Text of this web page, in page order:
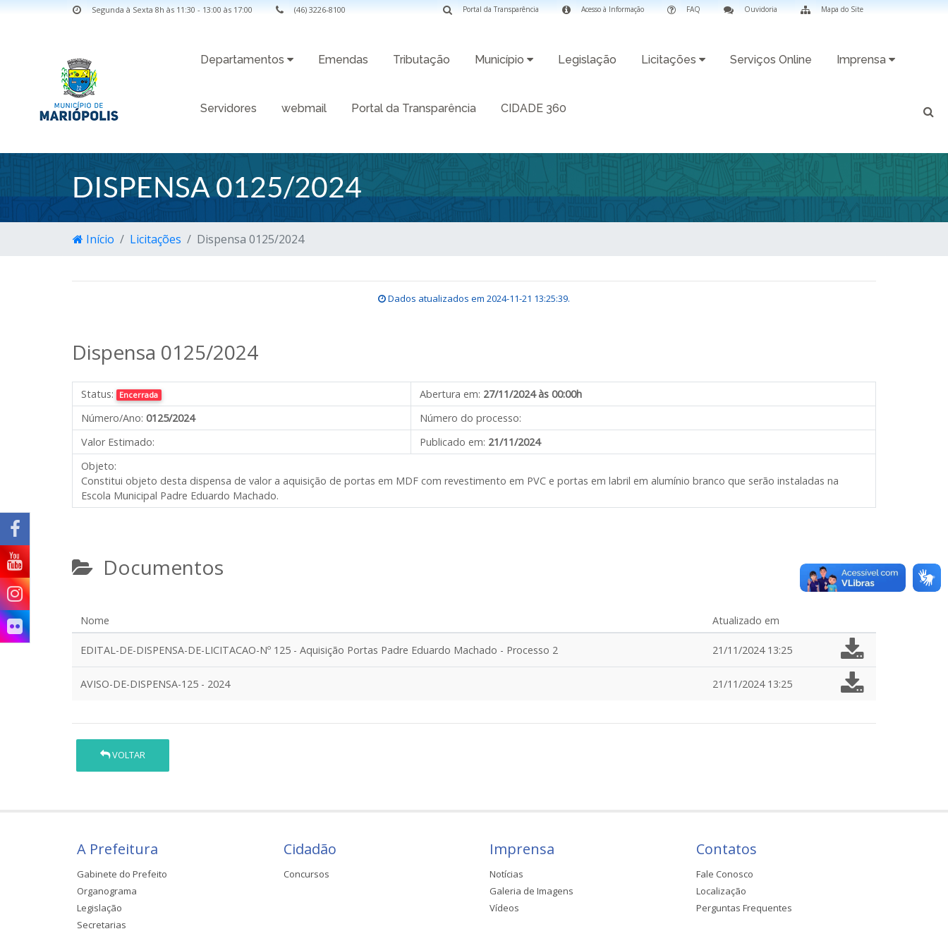
Segunda à Sexta 8h às 11:30 - 13:00 às 17:00 (46) 3226-8100 Mapa do Site
Ouvidoria
FAQ
Acesso à Informação
Portal da Transparência
Departamentos Emendas Tributação Município Legislação Licitações Serviços Online Imprensa
Servidores webmail Portal da Transparência CIDADE 360
DISPENSA 0125/2024
Início Licitações Dispensa 0125/2024
Dados atualizados em 2024-11-21 13:25:39.
Dispensa 0125/2024
Status: Encerrada Abertura em: 27/11/2024 às 00:00h
Número/Ano: 0125/2024
Número do processo:
Valor Estimado:
Publicado em: 21/11/2024
Objeto:
Constitui objeto desta dispensa de valor a aquisição de portas em MDF com revestimento em PVC e portas em labril em alumínio branco que serão instaladas na
Escola Municipal Padre Eduardo Machado.
Documentos
Nome Atualizado em
EDITAL-DE-DISPENSA-DE-LICITACAO-Nº 125 - Aquisição Portas Padre Eduardo Machado - Processo 2 21/11/2024 13:25
AVISO-DE-DISPENSA-125 - 2024 21/11/2024 13:25
VOLTAR
A Prefeitura
Gabinete do Prefeito
Organograma
Legislação
Secretarias
Cidadão
Concursos
Imprensa
Notícias
Galeria de Imagens
Vídeos
Contatos
Fale Conosco
Localização
Perguntas Frequentes